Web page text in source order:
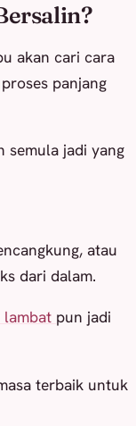
akan cari cara
panjang
semula jadi yang
atau
dari dalam.
lambat pun jadi
terbaik untuk